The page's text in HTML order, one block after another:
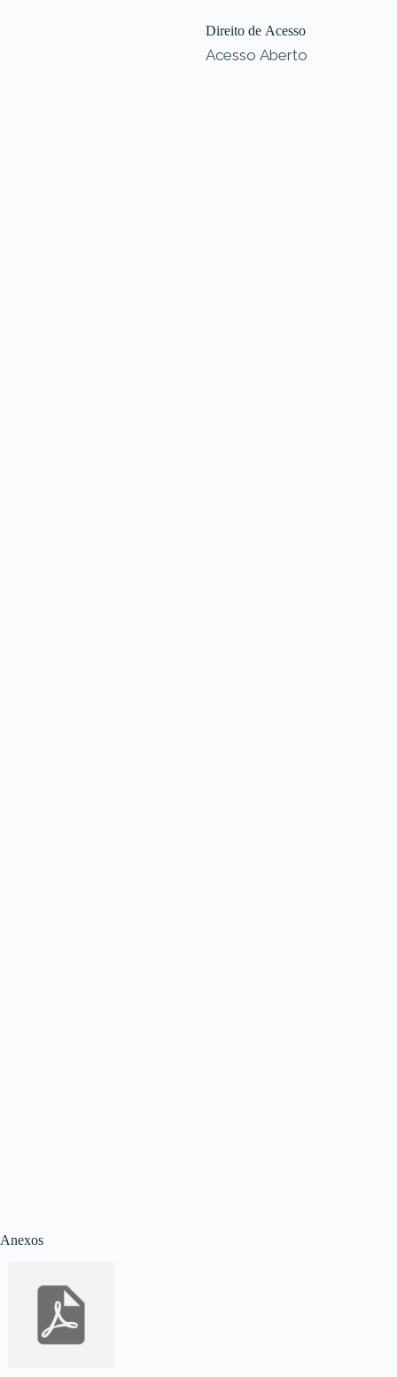
Anexos
Direito de Acesso
Acesso Aberto